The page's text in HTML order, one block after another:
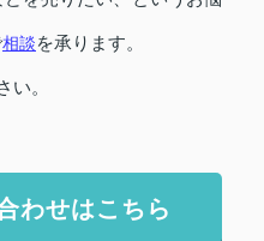
相談を承ります。
い。
わせはこちら